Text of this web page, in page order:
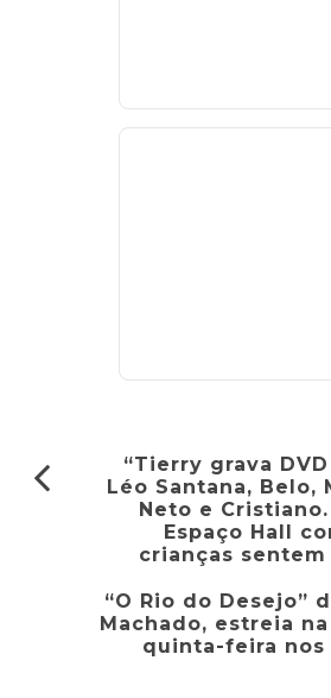
“Tierry grava
Léo Santana, Belo,
Neto e
Espaço Hall
crianças sentem
“O Rio do Desejo”
Machado, estreia
quinta-feira nos